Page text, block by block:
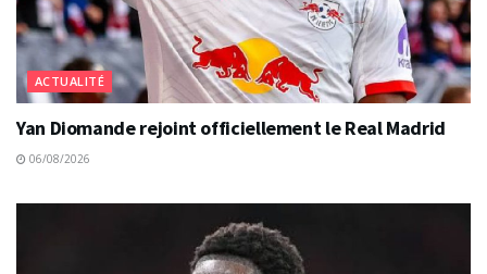
ACTUALITÉ
Yan Diomande rejoint officiellement le Real Madrid
06/08/2026